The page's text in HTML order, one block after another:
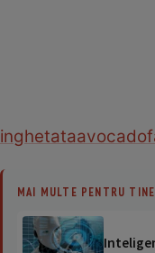
inghetataavocado
MAI MULTE PENTRU TINE